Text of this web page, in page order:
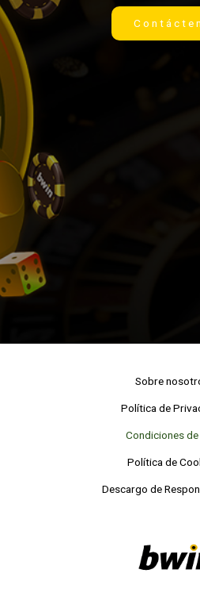
Sobre
Política de
Condiciones de
Política de
Descargo de